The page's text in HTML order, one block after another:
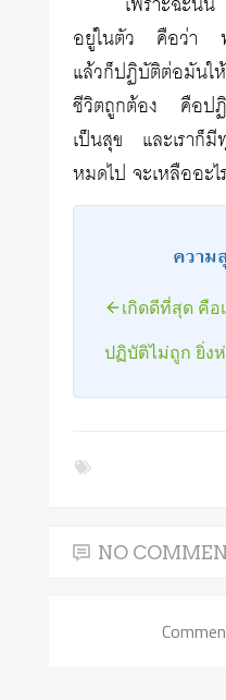
อยู่ในตัว คือว่า พร
แล้วก็ปฏิบัติต่อมัน
ชีวิตถูกต้อง คือป
เป็นสุข และเราก็
หมดไป จะเหลืออะ
ควา
เกิดดีที่สุด คือ
ปฏิบัติไม่ถูก ยิ่ง
NO